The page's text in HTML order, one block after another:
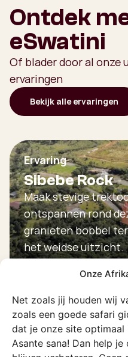
Onze
Net zoals jij houden wij
zoals een goede safari
dat je onze site optimaal
Asante sana! Dan help
Ontdek
eSwatini
Of blader door al onze
ervaringen
Bekijk alle ervaringen
Ervaring
Sibebe Rock
Maak stevige
ontspannen rond
granieten bobbel
het weidse uitzicht.
Ontdek deze